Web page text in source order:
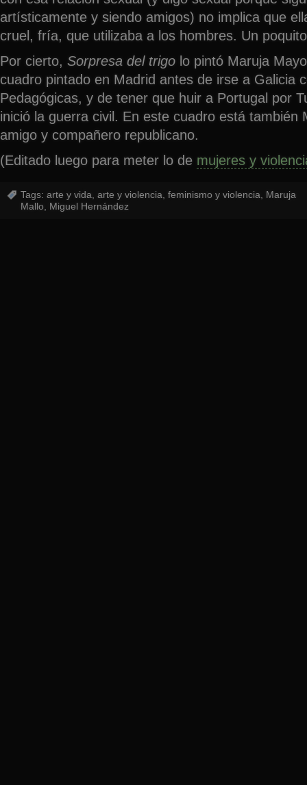
artísticamente y siendo amigos) no implica que
cruel, fría, que utilizaba a los hombres. Un
Por cierto, Sorpresa del trigo lo pintó Maruja
cuadro pintado en Madrid antes de irse a Galicia
Pedagógicas, y de tener que huir a Portugal por
inició la guerra civil. En este cuadro está también
amigo y compañero republicano.
(Editado luego para meter lo de mujeres y
Tags: arte y vida arte y violencia feminismo y violencia
Maruja
Mallo Miguel Hernández